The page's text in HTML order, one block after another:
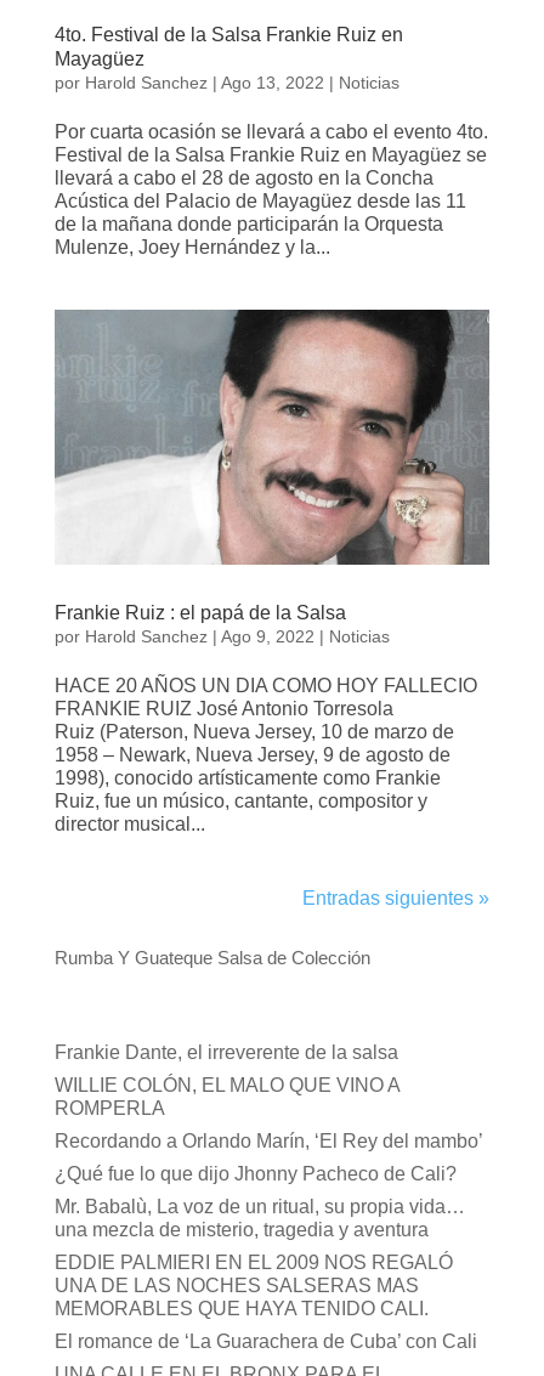
4to. Festival de la Salsa Frankie Ruiz en
Mayagüez
por Harold Sanchez| Ago 13, 2022 | Noticias
Por cuarta ocasión se llevará a cabo el evento 4to.
Festival de la Salsa Frankie Ruiz en Mayagüez se
llevará a cabo el 28 de agosto en la Concha
Acústica del Palacio de Mayagüez desde las 11
de la mañana donde participarán la Orquesta
Mulenze, Joey Hernández y la...
Frankie Ruiz : el papá de la Salsa
por Harold Sanchez| Ago 9, 2022 | Noticias
HACE 20 AÑOS UN DIA COMO HOY FALLECIO
FRANKIE RUIZ José Antonio Torresola
Ruiz (Paterson, Nueva Jersey, 10 de marzo de
1958 – Newark, Nueva Jersey, 9 de agosto de
1998), conocido artísticamente como Frankie
Ruiz, fue un músico, cantante, compositor y
director musical...
Entradas siguientes »
Rumba Y Guateque Salsa de Colección
Frankie Dante, el irreverente de la salsa
WILLIE COLÓN, EL MALO QUE VINO A
ROMPERLA
Recordando a Orlando Marín, ‘El Rey del mambo’
¿Qué fue lo que dijo Jhonny Pacheco de Cali?
Mr. Babalù, La voz de un ritual, su propia vida…
una mezcla de misterio, tragedia y aventura
EDDIE PALMIERI EN EL 2009 NOS REGALÓ
UNA DE LAS NOCHES SALSERAS MAS
MEMORABLES QUE HAYA TENIDO CALI.
El romance de ‘La Guarachera de Cuba’ con Cali